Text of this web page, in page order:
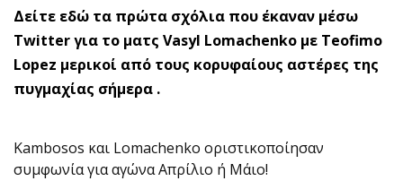
Δείτε εδώ τα πρώτα σχόλια που έκαναν μέσω
Twitter για το ματς Vasyl Lomachenko με Teofimo
Lopez μερικοί από τους κορυφαίους αστέρες της
πυγμαχίας σήμερα .
Kambosos και Lomachenko οριστικοποίησαν
συμφωνία για αγώνα Απρίλιο ή Μάιο!